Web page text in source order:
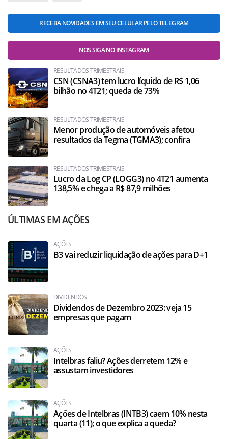
RECEBA NOVIDADES EM SEU CELULAR PELO TELEGRAM
NOS SIGA NO INSTAGRAM
RESULTADOS TRIMESTRAIS
CSN (CSNA3) tem lucro líquido de R$ 1,06
bilhão no 4T21; queda de 73%
RESULTADOS TRIMESTRAIS
Menor produção de automóveis afetou
resultados da Tegma (TGMA3); confira
RESULTADOS TRIMESTRAIS
Lucro da Log CP (LOGG3) no 4T21 aumenta
138,5% e chega a R$ 87,9 milhões
ÚLTIMAS EM AÇÕES
AÇÕES
B3 vai reduzir liquidação de ações para D+1
DIVIDENDOS
Dividendos de Dezembro 2023: veja 15
empresas que pagam
AÇÕES
Intelbras faliu? Ações derretem 12% e
assustam investidores
AÇÕES
Ações de Intelbras (INTB3) caem 10% nesta
quarta (11); o que explica a queda?